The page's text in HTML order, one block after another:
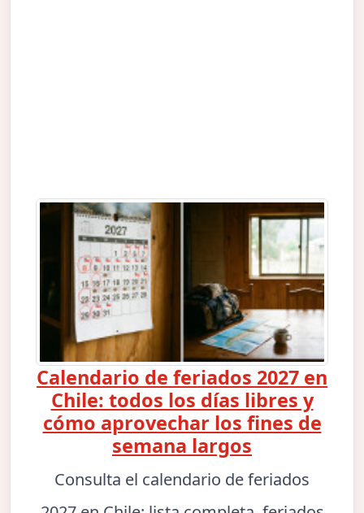
Calendario de feriados 2027 en
Chile: todos los días libres y
cómo aprovechar los fines de
semana largos
Consulta el calendario de feriados